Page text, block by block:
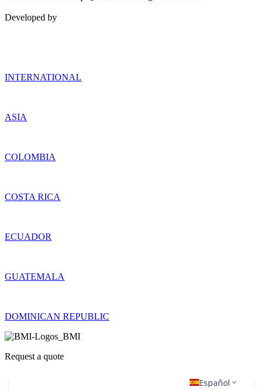
Developed by
INTERNATIONAL
ASIA
COLOMBIA
COSTA RICA
ECUADOR
GUATEMALA
DOMINICAN REPUBLIC
Request a quote